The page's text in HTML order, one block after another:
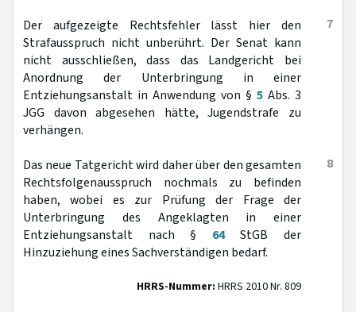
7
Der aufgezeigte Rechtsfehler lässt hier den
Strafausspruch nicht unberührt. Der Senat kann
nicht ausschließen, dass das Landgericht bei
Anordnung der Unterbringung in einer
Entziehungsanstalt in Anwendung von § 5 Abs. 3
JGG davon abgesehen hätte, Jugendstrafe zu
verhängen.
8
Das neue Tatgericht wird daher über den gesamten
Rechtsfolgenausspruch nochmals zu befinden
haben, wobei es zur Prüfung der Frage der
Unterbringung des Angeklagten in einer
Entziehungsanstalt nach § 64StGB der
Hinzuziehung eines Sachverständigen bedarf.
HRRS-Nummer: HRRS 2010 Nr. 809